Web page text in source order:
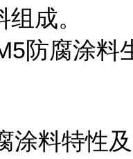
成。
料特性及